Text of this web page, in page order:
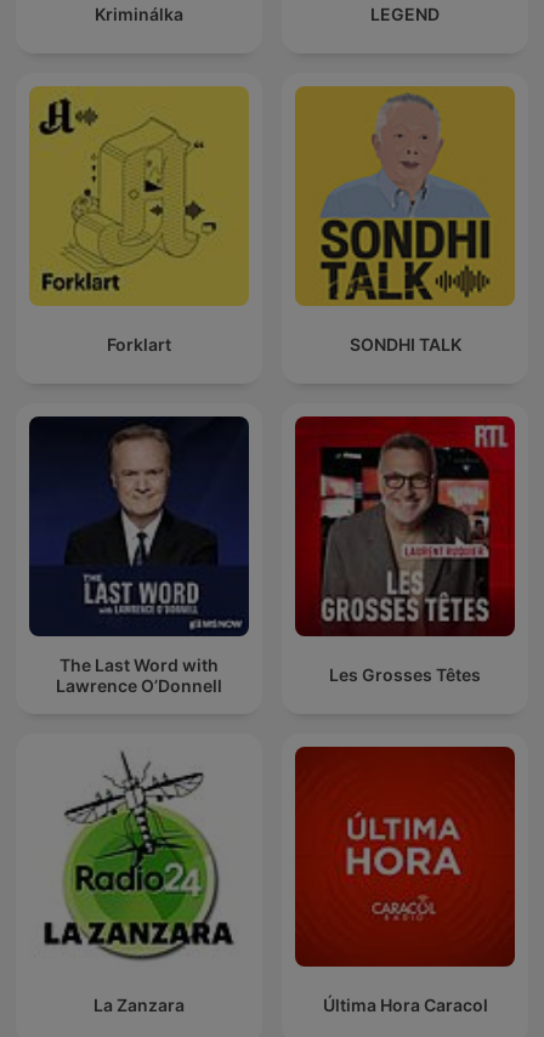
Kriminálka LEGEND
Forklart SONDHI TALK
The Last Word with
Lawrence O’Donnell
Les Grosses Têtes
La Zanzara Última Hora Caracol